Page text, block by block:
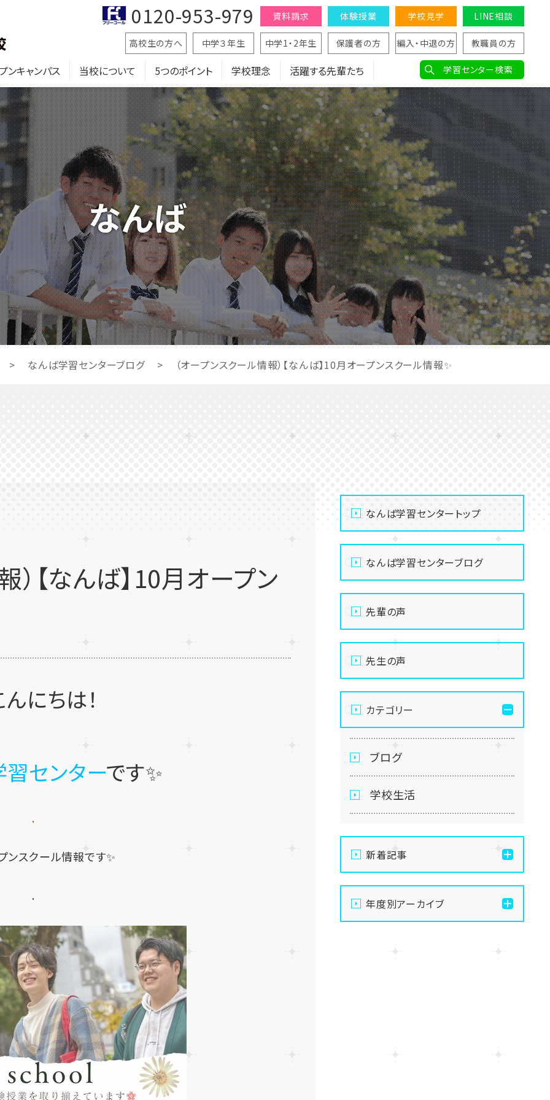
ンキャンパス 当校について 5つのポイント 学校理念 活躍する先輩たち
資料請求 体験授業 学校見学 LINE相談
高校生の方へ 中学３年生 中学1・2年生 保護者の方 編入・中退の方 教職員の方
学習センター検索
0120-953-979
なんば
> なんば学習センターブログ > （オープンスクール情報）【なんば】10月オープンスクール情報✨
）【なんば】10月オープン
んにちは！
センターです✨
.
ンスクール情報です✨
.
なんば学習センタートップ
なんば学習センターブログ
先輩の声
先生の声
カテゴリー
ブログ
学校生活
新着記事
【なんば】キラリと輝く宝物
✨「光るハーバリウム」作り
に挑戦しました！
年度別アーカイブ